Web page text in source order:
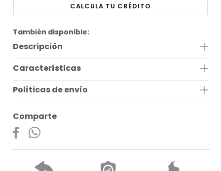
CALCULA TU CRÉDITO
También disponible:
Descripción
Características
Políticas de envío
Comparte